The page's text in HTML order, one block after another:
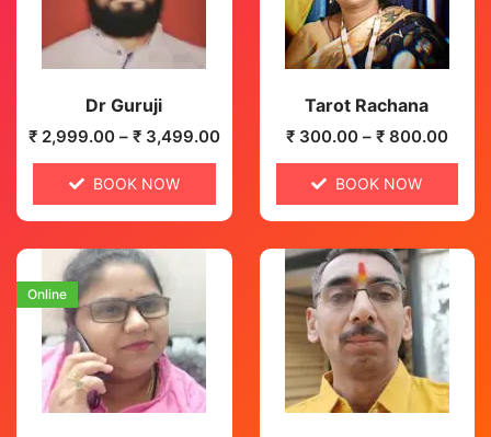
Dr Guruji
₹2,999.00 – ₹3,499.00
BOOK NOW
Tarot Rachana
₹300.00 – ₹800.00
BOOK NOW
Online